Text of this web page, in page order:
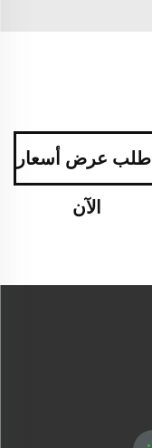
اطلب عرض أسعار
الآن